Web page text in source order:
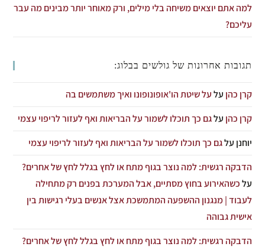
למה אתם יוצאים משיחה בלי מילים, ורק מאוחר יותר מבינים מה עבר
עליכם?
תגובות אחרונות של גולשים בבלוג:
קרן כהן עלעל שיטת הו'אופונופונו ואיך משתמשים בה
קרן כהן עלגם כך תוכלו לשמור על הבריאות ואף לעזור לריפוי עצמי
יוחנן עלגם כך תוכלו לשמור על הבריאות ואף לעזור לריפוי עצמי
הדבקה רגשית: למה נוצר בגוף מתח או לחץ בגלל לחץ של אחרים?
עלכשהאירוע בחוץ מסתיים, אבל המערכת בפנים רק מתחילה
לעבוד | מנגנון ההשפעה המתמשכת אצל אנשים בעלי רגישות בין
אישית גבוהה
הדבקה רגשית: למה נוצר בגוף מתח או לחץ בגלל לחץ של אחרים?